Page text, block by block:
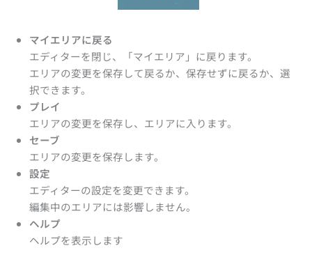
マイエリアに戻る
エディターを閉じ、「マイエリア」に戻ります。
エリアの変更を保存して戻るか、保存せずに戻るか、選
択できます。
プレイ
エリアの変更を保存し、エリアに入ります。
セーブ
エリアの変更を保存します。
設定
エディターの設定を変更できます。
編集中のエリアには影響しません。
ヘルプ
ヘルプを表示します